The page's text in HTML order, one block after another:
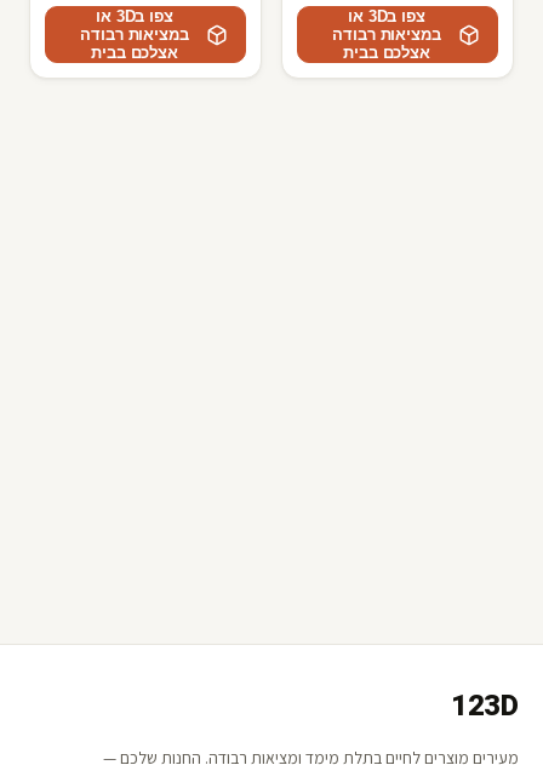
צפו ב3D או
במציאות רבודה
אצלכם בבית
צפו ב3D או
במציאות רבודה
אצלכם בבית
123D
מעירים מוצרים לחיים בתלת מימד ומציאות רבודה. החנות שלכם —